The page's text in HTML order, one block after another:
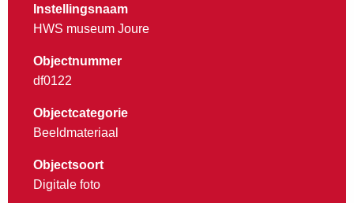
Instellingsnaam
HWS museum Joure
Objectnummer
df0122
Objectcategorie
Beeldmateriaal
Objectsoort
Digitale foto